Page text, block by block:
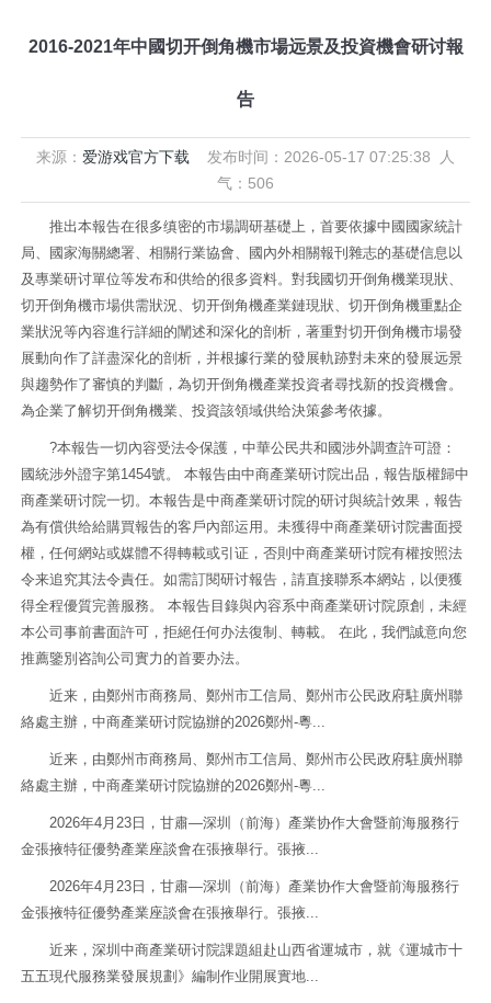
2016-2021年中國切开倒角機市場远景及投資機會研讨報
告
来源： 爱游戏官方下载 发布时间：2026-05-17 07:25:38 人
气：506
推出本報告在很多缜密的市場調研基礎上，首要依據中國國家統計
局、國家海關總署、相關行業協會、國內外相關報刊雜志的基礎信息以
及專業研讨單位等发布和供给的很多資料。對我國切开倒角機業現狀、
切开倒角機市場供需狀況、切开倒角機產業鏈現狀、切开倒角機重點企
業狀況等內容進行詳細的闡述和深化的剖析，著重對切开倒角機市場發
展動向作了詳盡深化的剖析，并根據行業的發展軌跡對未來的發展远景
與趨勢作了審慎的判斷，為切开倒角機產業投資者尋找新的投資機會。
為企業了解切开倒角機業、投資該領域供给決策參考依據。
?本報告一切內容受法令保護，中華公民共和國涉外調查許可證：
國統涉外證字第1454號。 本報告由中商產業研讨院出品，報告版權歸中
商產業研讨院一切。本報告是中商產業研讨院的研讨與統計效果，報告
為有償供给給購買報告的客戶內部运用。未獲得中商產業研讨院書面授
權，任何網站或媒體不得轉載或引证，否則中商產業研讨院有權按照法
令来追究其法令責任。如需訂閱研讨報告，請直接聯系本網站，以便獲
得全程優質完善服務。 本報告目錄與內容系中商產業研讨院原創，未經
本公司事前書面許可，拒絕任何办法復制、轉載。 在此，我們誠意向您
推薦鑒別咨詢公司實力的首要办法。
近来，由鄭州市商務局、鄭州市工信局、鄭州市公民政府駐廣州聯
絡處主辦，中商產業研讨院協辦的2026鄭州-粵...
近来，由鄭州市商務局、鄭州市工信局、鄭州市公民政府駐廣州聯
絡處主辦，中商產業研讨院協辦的2026鄭州-粵...
2026年4月23日，甘肅—深圳（前海）產業协作大會暨前海服務行
金張掖特征優勢產業座談會在張掖舉行。張掖...
2026年4月23日，甘肅—深圳（前海）產業协作大會暨前海服務行
金張掖特征優勢產業座談會在張掖舉行。張掖...
近来，深圳中商產業研讨院課題組赴山西省運城市，就《運城市十
五五現代服務業發展規劃》編制作业開展實地...